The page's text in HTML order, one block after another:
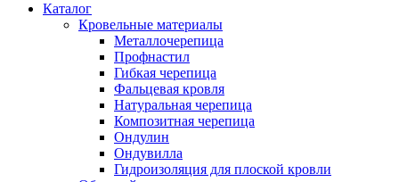
Каталог
Кровельные материалы
Металлочерепица
Профнастил
Гибкая черепица
Фальцевая кровля
Натуральная черепица
Композитная черепица
Ондулин
Ондувилла
Гидроизоляция для плоской кровли